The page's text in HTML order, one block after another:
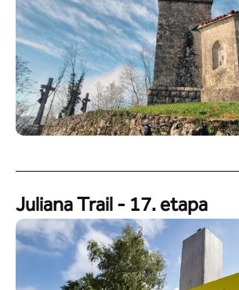
Juliana Trail - 17. etapa